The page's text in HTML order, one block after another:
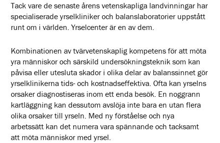
Tack vare de senaste årens vetenskapliga landvinningar har
specialiserade yrselkliniker och balanslaboratorier uppstått
runt om i världen. Yrselcenter är en av dem.
Kombinationen av tvärvetenskaplig kompetens för att möta
yra människor och särskild undersökningsteknik som kan
påvisa eller utesluta skador i olika delar av balanssinnet gör
yrselklinikerna tids- och kostnadseffektiva. Ofta kan yrselns
orsaker diagnostiseras inom ett enda besök. En noggrann
kartläggning kan dessutom avslöja inte bara en utan flera
olika orsaker till yrseln. Med ny förståelse och nya
arbetssätt kan det numera vara spännande och tacksamt
att möta människor med yrsel.